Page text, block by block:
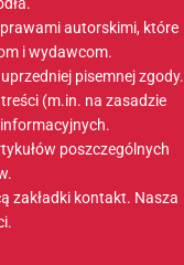
autorskimi, które
i wydawcom.
pisemnej zgody.
(m.in. na zasadzie
poszczególnych
zakładki kontakt. Nasza
.